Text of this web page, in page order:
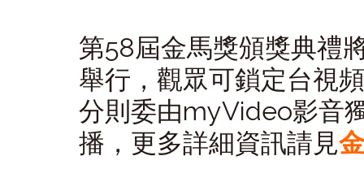
第58屆金馬獎頒獎典禮
舉行，觀眾可鎖定台視
分則委由myVideo影音
播，更多詳細資訊請見